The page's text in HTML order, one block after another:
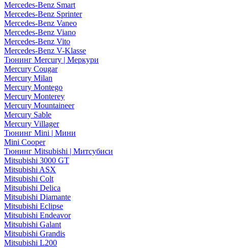
Mercedes-Benz Smart
Mercedes-Benz Sprinter
Mercedes-Benz Vaneo
Mercedes-Benz Viano
Mercedes-Benz Vito
Mercedes-Benz V-Klasse
Тюнинг Mercury | Меркури
Mercury Cougar
Mercury Milan
Mercury Montego
Mercury Monterey
Mercury Mountaineer
Mercury Sable
Mercury Villager
Тюнинг Mini | Мини
Mini Cooper
Тюнинг Mitsubishi | Митсубиси
Mitsubishi 3000 GT
Mitsubishi ASX
Mitsubishi Colt
Mitsubishi Delica
Mitsubishi Diamante
Mitsubishi Eclipse
Mitsubishi Endeavor
Mitsubishi Galant
Mitsubishi Grandis
Mitsubishi L200